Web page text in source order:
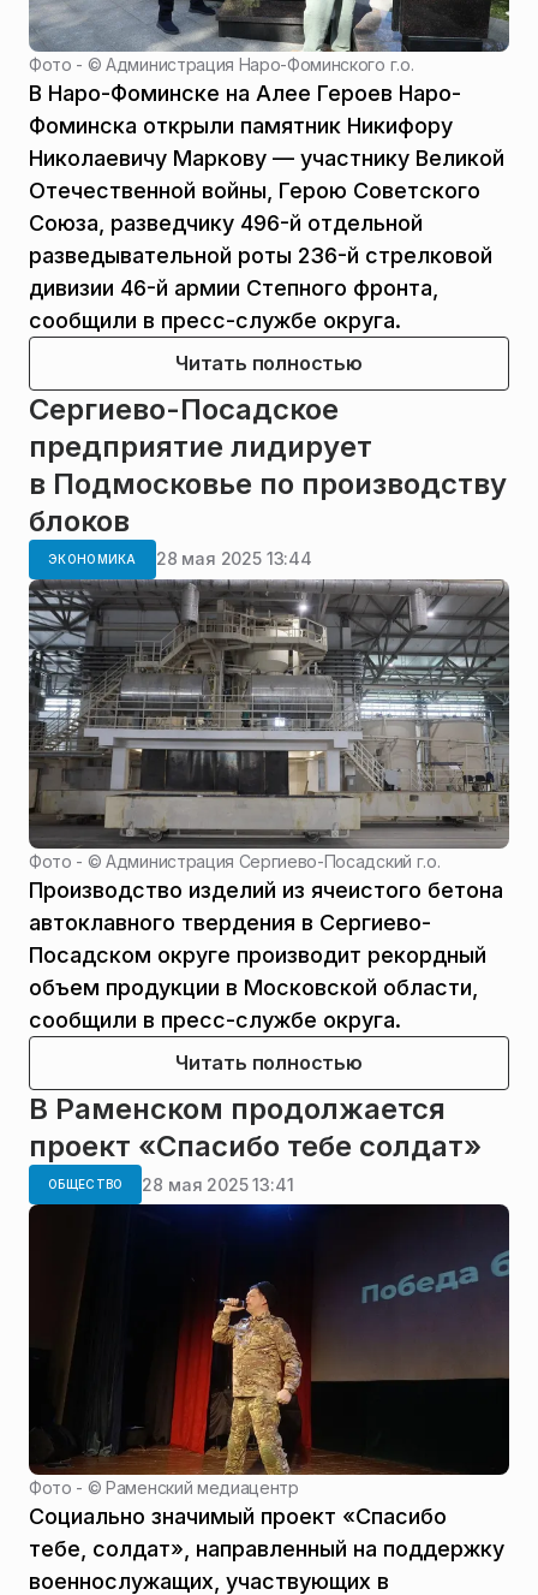
Фото - ©Администрация Наро-Фоминского г.о.
В Наро-Фоминске на Алее Героев Наро-
Фоминска открыли памятник Никифору
Николаевичу Маркову — участнику Великой
Отечественной войны, Герою Советского
Союза, разведчику 496-й отдельной
разведывательной роты 236-й стрелковой
дивизии 46-й армии Степного фронта,
сообщили в пресс-службе округа.
Читать полностью
Сергиево-Посадское
предприятие лидирует
в Подмосковье по производству
блоков
ЭКОНОМИКА 28 мая 2025 13:44
Фото - ©Администрация Сергиево-Посадский г.о.
Производство изделий из ячеистого бетона
автоклавного твердения в Сергиево-
Посадском округе производит рекордный
объем продукции в Московской области,
сообщили в пресс-службе округа.
Читать полностью
В Раменском продолжается
проект «Спасибо тебе солдат»
ОБЩЕСТВО 28 мая 2025 13:41
Фото - ©Раменский медиацентр
Социально значимый проект «Спасибо
тебе, солдат», направленный на поддержку
военнослужащих, участвующих в